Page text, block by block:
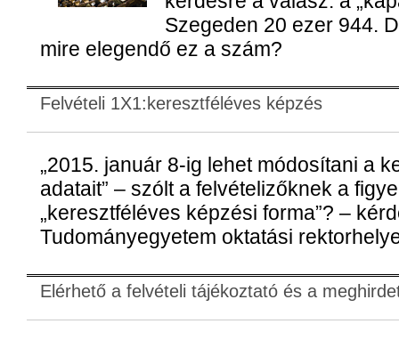
Szegeden 20 ezer 944.
mire elegendő ez a szám?
Felvételi 1X1:keresztféléves képzés
„2015. január 8-ig lehet módosítani a
adatait” – szólt a felvételizőknek a
„keresztféléves képzési forma”? –
Tudományegyetem oktatási
Elérhető a felvételi tájékoztató és a